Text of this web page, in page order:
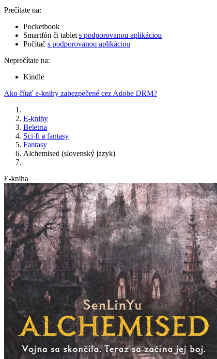
Prečítate na:
Pocketbook
Smartfón či tablet s podporovanou aplikáciou
Počítač s podporovanou aplikáciou
Neprečítate na:
Kindle
Ako čítať e-knihy zabezpečené cez Adobe DRM?
E-knihy
Beletria
Sci-fi a fantasy
Fantasy
Alchemised (slovenský jazyk)
E-kniha